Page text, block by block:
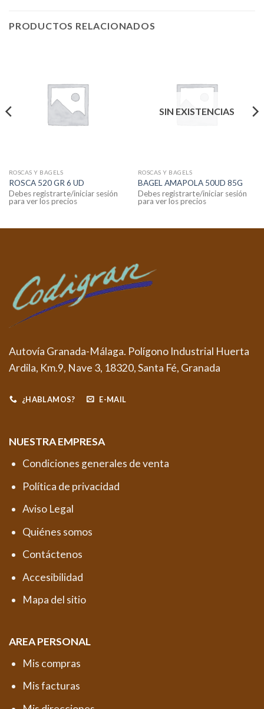
PRODUCTOS RELACIONADOS
ROSCAS Y BAGELS
ROSCA 520 GR 6 UD
Debes registrarte/iniciar sesión
para ver los precios
SIN EXISTENCIAS
ROSCAS Y BAGELS
BAGEL AMAPOLA 50UD 85G
Debes registrarte/iniciar sesión
para ver los precios
Autovía Granada-Málaga. Polígono Industrial Huerta
Ardila, Km.9, Nave 3, 18320, Santa Fé, Granada
¿HABLAMOS? E-MAIL
NUESTRA EMPRESA
Condiciones generales de venta
Política de privacidad
Aviso Legal
Quiénes somos
Contáctenos
Accesibilidad
Mapa del sitio
AREA PERSONAL
Mis compras
Mis facturas